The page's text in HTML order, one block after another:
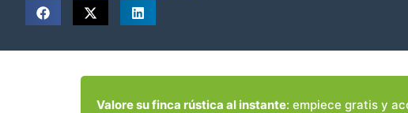
Valore su finca rústica al instante: empiece gratis y